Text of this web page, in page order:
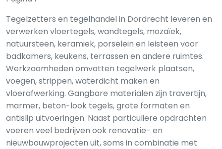
Tegelzetters en tegelhandel in Dordrecht leveren en
verwerken vloertegels, wandtegels, mozaïek,
natuursteen, keramiek, porselein en leisteen voor
badkamers, keukens, terrassen en andere ruimtes.
Werkzaamheden omvatten tegelwerk plaatsen,
voegen, strippen, waterdicht maken en
vloerafwerking. Gangbare materialen zijn travertijn,
marmer, beton-look tegels, grote formaten en
antislip uitvoeringen. Naast particuliere opdrachten
voeren veel bedrijven ook renovatie- en
nieuwbouwprojecten uit, soms in combinatie met